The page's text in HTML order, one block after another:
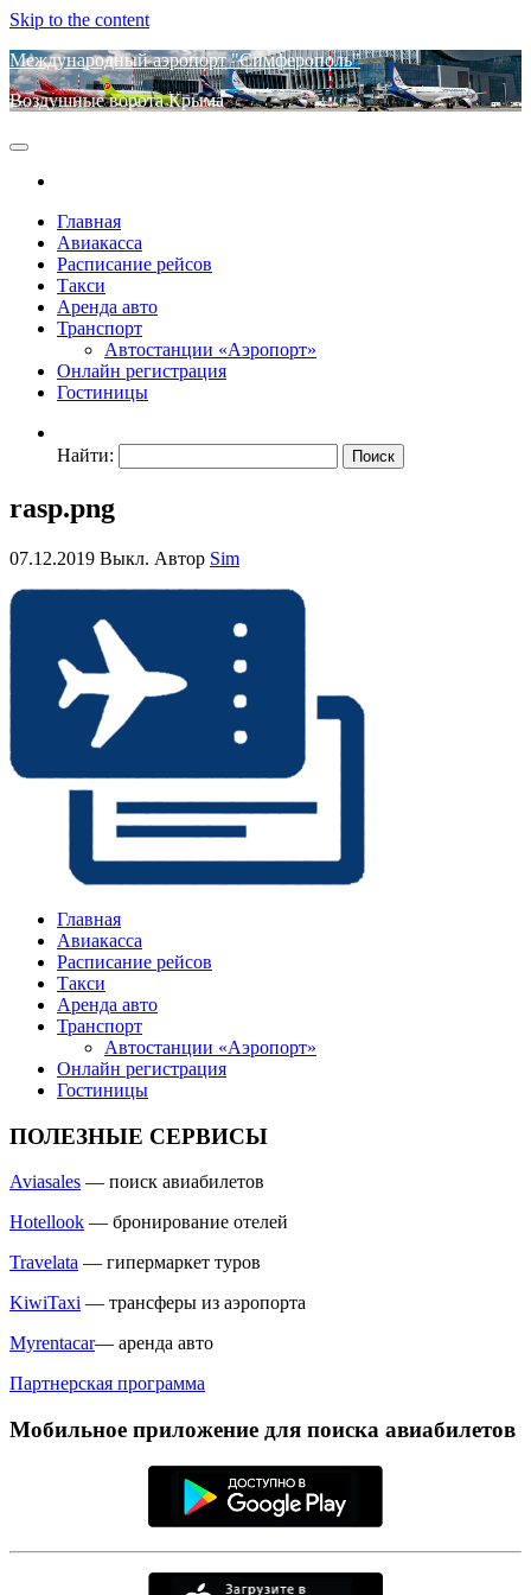
Skip to the content
Международный аэропорт "Симферополь"
Воздушные ворота Крыма
Главная
Авиакасса
Расписание рейсов
Такси
Аренда авто
Транспорт
Автостанции «Аэропорт»
Онлайн регистрация
Гостиницы
Найти:
rasp.png
07.12.2019 Выкл. Автор Sim
Главная
Авиакасса
Расписание рейсов
Такси
Аренда авто
Транспорт
Автостанции «Аэропорт»
Онлайн регистрация
Гостиницы
ПОЛЕЗНЫЕ СЕРВИСЫ
Aviasales — поиск авиабилетов
Hotellook — бронирование отелей
Travelata — гипермаркет туров
KiwiTaxi — трансферы из аэропорта
Myrentacar— аренда авто
Партнерская программа
Мобильное приложение для поиска авиабилетов